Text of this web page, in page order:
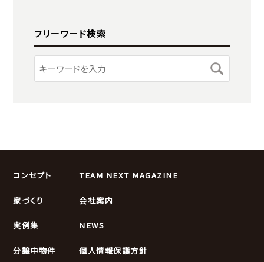
フリーワード検索
コンセプト
家づくり
実例集
分譲中物件
TEAM NEXT MAGAZINE
会社案内
NEWS
個人情報保護方針